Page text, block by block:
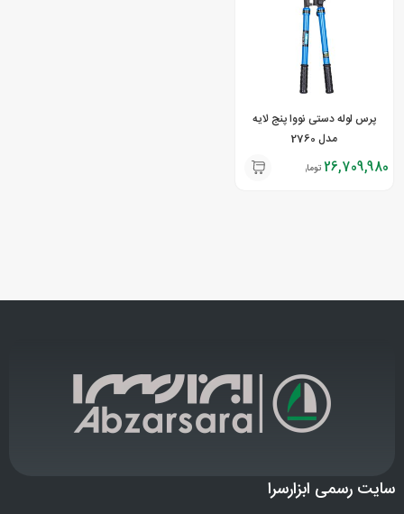
پرس لوله دستی نووا پنج لایه
مدل 2760
26,709,980 تومان
سایت رسمی ابزارسرا